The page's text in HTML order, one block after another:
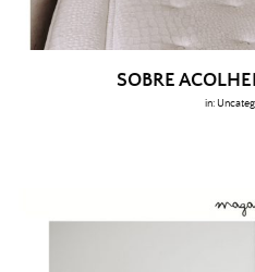
SOBRE
in: